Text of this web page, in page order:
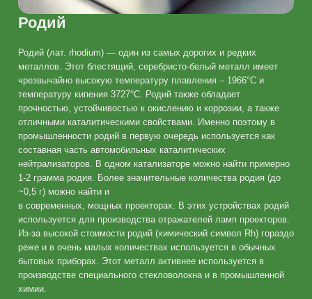
Родий
Родий (лат. rhodium) — один из самых дорогих и редких
металлов. Этот блестящий, серебристо-белый металл имеет
чрезвычайно высокую температуру плавления – 1966°C и
температуру кипения 3727°C. Родий также обладает
прочностью, устойчивостью к окислению и коррозии, а также
отличными каталитическими свойствами. Именно поэтому в
промышленности родий в первую очередь используется как
составная часть автомобильных каталитических
нейтрализаторов. В одном катализаторе можно найти примерно
1-2 грамма родия. Более значительные количества родия (до
~0,5 г) можно найти и
в современных, мощных проекторах. В этих устройствах родий
используется для производства отражателей ламп проекторов.
Из-за высокой стоимости родий (химический символ Rh) гораздо
реже и в очень малых количествах используется в обычных
бытовых приборах. Этот металл активнее используется в
производстве специального стекловолокна и в промышленной
химии.